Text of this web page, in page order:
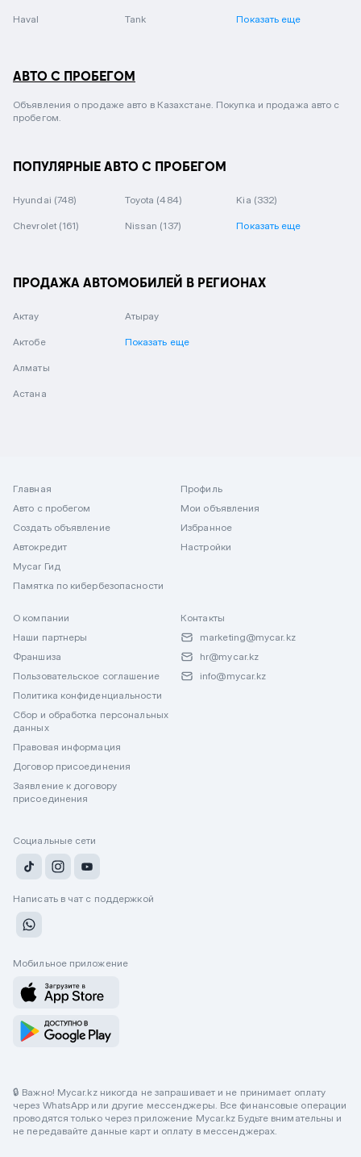
Haval Tank Показать еще
АВТО С ПРОБЕГОМ
Объявления о продаже авто в Казахстане. Покупка и продажа авто с
пробегом.
ПОПУЛЯРНЫЕ АВТО С ПРОБЕГОМ
Hyundai (748) Toyota (484) Kia (332)
Chevrolet (161) Nissan (137) Показать еще
ПРОДАЖА АВТОМОБИЛЕЙ В РЕГИОНАХ
Актау
Актобе
Алматы
Астана
Атырау
Показать еще
Главная
Авто с пробегом
Создать объявление
Автокредит
Mycar Гид
Памятка по кибербезопасности
Профиль
Мои объявления
Избранное
Настройки
О компании
Наши партнеры
Франшиза
Пользовательское соглашение
Политика конфиденциальности
Сбор и обработка персональных
данных
Правовая информация
Договор присоединения
Заявление к договору
присоединения
Контакты
marketing@mycar.kz
hr@mycar.kz
info@mycar.kz
Социальные сети
Написать в чат с поддержкой
Мобильное приложение
🔒 Важно! Mycar.kz никогда не запрашивает и не принимает оплату
через WhatsApp или другие мессенджеры. Все финансовые операции
проводятся только через приложение Mycar.kz Будьте внимательны и
не передавайте данные карт и оплату в мессенджерах.